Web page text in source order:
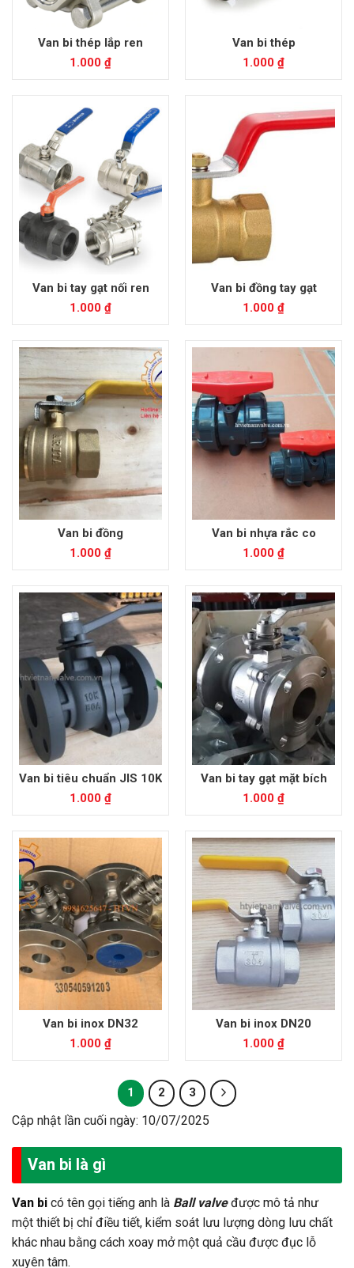
Van bi thép lắp ren
1.000 ₫
Van bi thép
1.000 ₫
Van bi tay gạt nối ren
1.000 ₫
Van bi đồng tay gạt
1.000 ₫
Van bi đồng
1.000 ₫
Van bi nhựa rắc co
1.000 ₫
Van bi tiêu chuẩn JIS 10K
1.000 ₫
Van bi tay gạt mặt bích
1.000 ₫
Van bi inox DN32
1.000 ₫
Van bi inox DN20
1.000 ₫
1 2 3
Cập nhật lần cuối ngày: 10/07/2025
Van bi là gì
Van bi có tên gọi tiếng anh là Ball valveđược mô tả như
một thiết bị chỉ điều tiết, kiểm soát lưu lượng dòng lưu chất
khác nhau bằng cách xoay mở một quả cầu được đục lỗ
xuyên tâm.